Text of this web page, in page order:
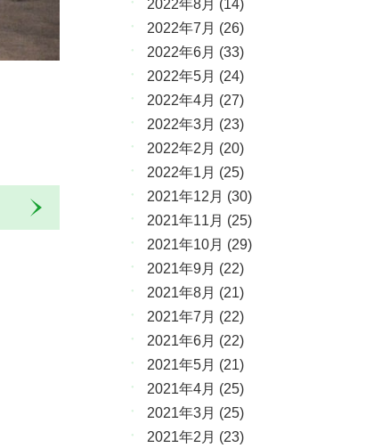
2022年8月 (14)
2022年7月 (26)
2022年6月 (33)
2022年5月 (24)
2022年4月 (27)
2022年3月 (23)
2022年2月 (20)
2022年1月 (25)
2021年12月 (30)
2021年11月 (25)
2021年10月 (29)
2021年9月 (22)
2021年8月 (21)
2021年7月 (22)
2021年6月 (22)
2021年5月 (21)
2021年4月 (25)
2021年3月 (25)
2021年2月 (23)